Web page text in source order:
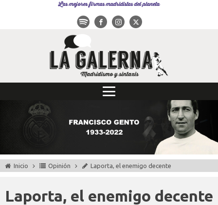
Las mejores firmas madridistas del planeta
Inicio Opinión Laporta, el enemigo decente
Laporta, el enemigo decente